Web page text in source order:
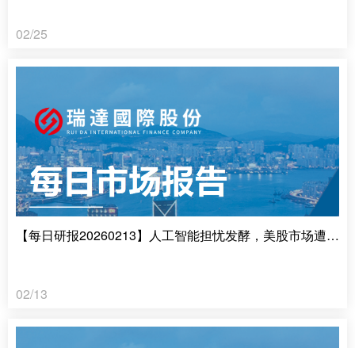
02/25
【每日研报20260213】人工智能担忧发酵，美股市场遭受重挫
02/13